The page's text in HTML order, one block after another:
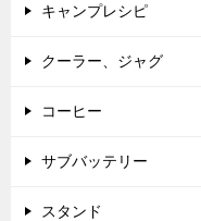
キャンプレシピ
クーラー、ジャグ
コーヒー
サブバッテリー
スタンド